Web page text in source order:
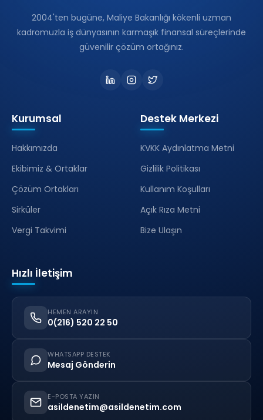
2004'ten bugüne, Maliye Bakanlığı kökenli uzman
kadromuzla iş dünyasının karmaşık finansal süreçlerinde
güvenilir çözüm ortağınız.
Kurumsal
Hakkımızda
Ekibimiz & Ortaklar
Çözüm Ortakları
Sirküler
Vergi Takvimi
Destek Merkezi
KVKK Aydınlatma Metni
Gizlilik Politikası
Kullanım Koşulları
Açık Rıza Metni
Bize Ulaşın
Hızlı İletişim
HEMEN ARAYIN
0(216) 520 22 50
WHATSAPP DESTEK
Mesaj Gönderin
E-POSTA YAZIN
asildenetim@asildenetim.com